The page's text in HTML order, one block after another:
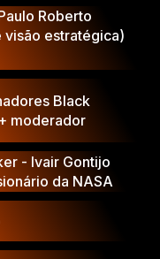
Roberto
visão estratégica)
Black
moderador
- Ivair Gontijo
da NASA